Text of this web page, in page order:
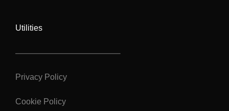
Utilities
Privacy Policy
Cookie Policy